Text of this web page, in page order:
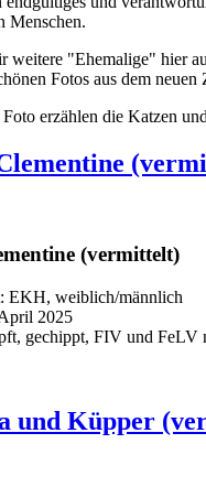
Menschen.
weitere "Ehemalige" hier
Fotos aus dem neuen
erzählen die Katzen
(vermittelt)
EKH, weiblich/männlich
2025
gechippt, FIV und FeLV
und Küpper